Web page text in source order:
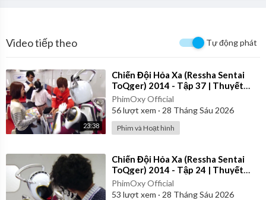
Video tiếp theo Tự động phát
23:38
⁣Chiến Đội Hỏa Xa (Ressha Sentai
ToQger) 2014 - Tập 37 | Thuyết
Minh
PhimOxy Official
56lượt xem · 28 Tháng Sáu 2026
Phim và Hoạt hình
⁣Chiến Đội Hỏa Xa (Ressha Sentai
ToQger) 2014 - Tập 24 | Thuyết
Minh
PhimOxy Official
53 lượt xem · 28 Tháng Sáu 2026